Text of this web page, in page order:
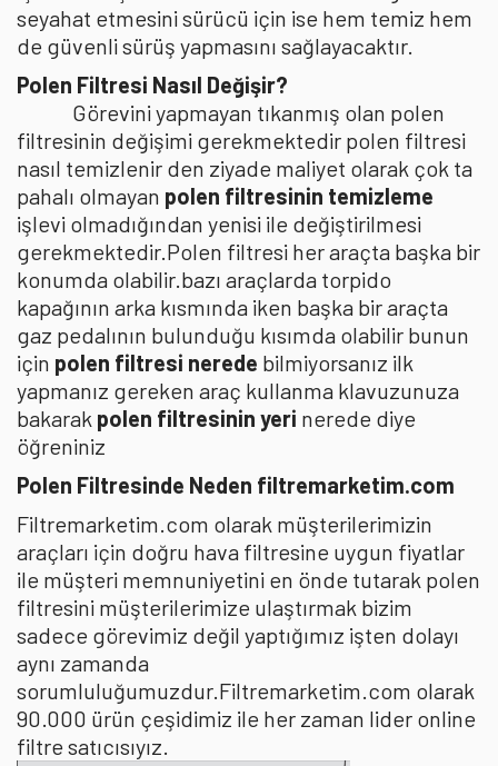
seyahat etmesini sürücü için ise hem temiz hem
de güvenli sürüş yapmasını sağlayacaktır.
Polen Filtresi Nasıl Değişir?
Görevini yapmayan tıkanmış olan polen
filtresinin değişimi gerekmektedir polen filtresi
nasıl temizlenir den ziyade maliyet olarak çok ta
pahalı olmayan polen filtresinin temizleme
işlevi olmadığından yenisi ile değiştirilmesi
gerekmektedir.Polen filtresi her araçta başka bir
konumda olabilir.bazı araçlarda torpido
kapağının arka kısmında iken başka bir araçta
gaz pedalının bulunduğu kısımda olabilir bunun
için polen filtresi nerede bilmiyorsanız ilk
yapmanız gereken araç kullanma klavuzunuza
bakarak polen filtresinin yeri nerede diye
öğreniniz
Polen Filtresinde Neden filtremarketim.com
Filtremarketim.com olarak müşterilerimizin
araçları için doğru hava filtresine uygun fiyatlar
ile müşteri memnuniyetini en önde tutarak polen
filtresini müşterilerimize ulaştırmak bizim
sadece görevimiz değil yaptığımız işten dolayı
aynı zamanda
sorumluluğumuzdur.Filtremarketim.com olarak
90.000 ürün çeşidimiz ile her zaman lider online
filtre satıcısıyız.